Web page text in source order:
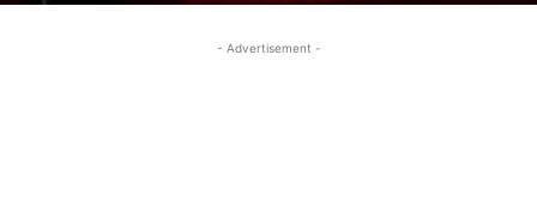
- Advertisement -